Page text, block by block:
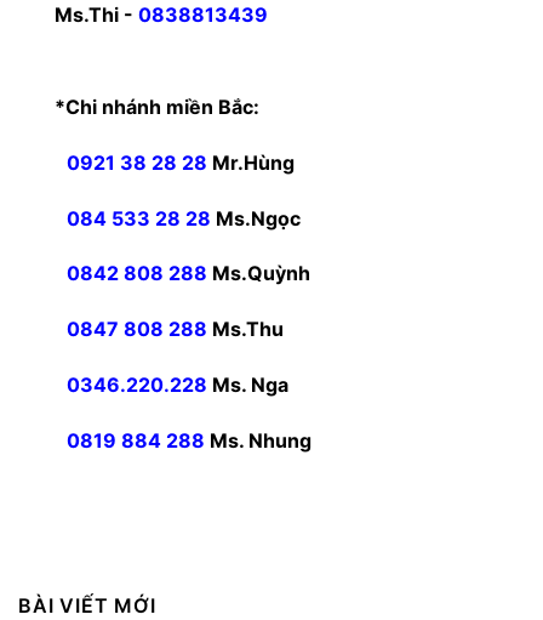
Ms.Thi - 0838813439
*Chi nhánh miền Bắc:
0921 38 28 28 Mr.Hùng
084 533 28 28 Ms.Ngọc
0842 808 288 Ms.Quỳnh
0847 808 288 Ms.Thu
0346.220.228 Ms. Nga
0819 884 288 Ms. Nhung
BÀI VIẾT MỚI